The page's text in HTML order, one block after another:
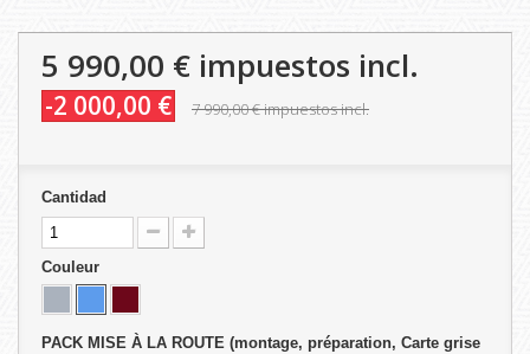
5 990,00 € impuestos incl.
-2 000,00 € 7 990,00 €impuestos incl.
Cantidad
Couleur
PACK MISE À LA ROUTE (montage, préparation, Carte grise